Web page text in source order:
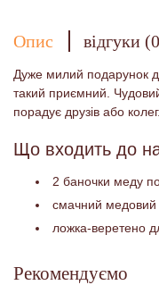
Опис відгуки
Дуже милий подарунок
такий приємний.
порадує друзів або колег.
Що входить до
2 баночки меду
смачний медовий
ложка-веретено
Рекомендуємо